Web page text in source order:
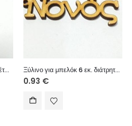
Ξύλινο για μπρελόκ 6 εκ. ετικέτα αποσπώμενη καρδιά (Στη νονά μου με αγάπη) Ξύλινο για μπελόκ 6 εκ. διάτρητο (Νονός)
0.93 €